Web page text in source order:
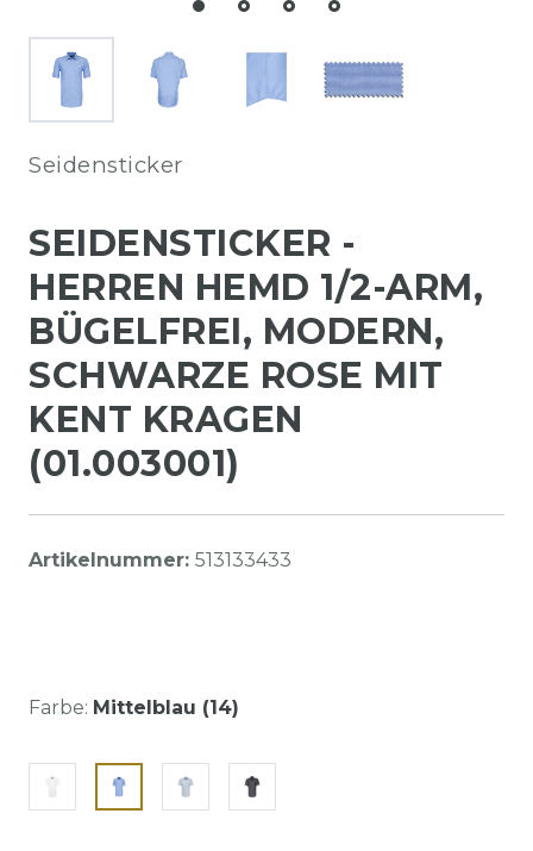
Seidensticker
SEIDENSTICKER -
HERREN HEMD 1/2-ARM,
BÜGELFREI, MODERN,
SCHWARZE ROSE MIT
KENT KRAGEN
(01.003001)
Artikelnummer: 513133433
Farbe: Mittelblau (14)